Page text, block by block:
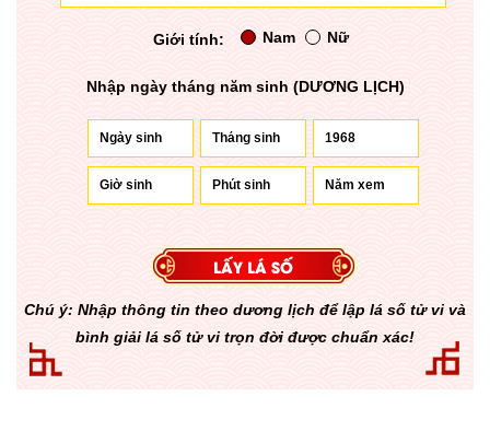
Giới tính: Nam Nữ
Nhập ngày tháng năm sinh (DƯƠNG LỊCH)
Chú ý: Nhập thông tin theo dương lịch để lập lá số tử vi và
bình giải lá số tử vi trọn đời được chuẩn xác!